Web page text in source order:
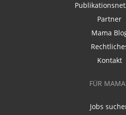
Partner
Mama
Kontakt
FÜR
Jobs